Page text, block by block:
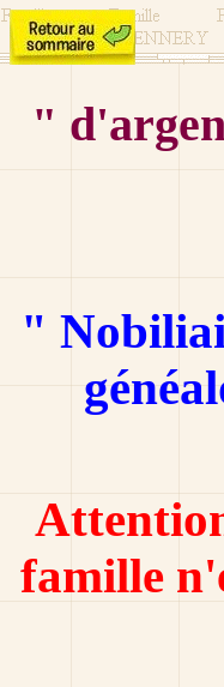
"
"
famille